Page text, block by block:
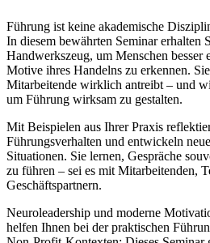
Führung ist keine akademische
In diesem bewährten Seminar erhalten
Handwerkszeug, um Menschen besser
Motive ihres Handelns zu erkennen.
Mitarbeitende wirklich antreibt – und
um Führung wirksam zu gestalten.
Mit Beispielen aus Ihrer Praxis
Führungsverhalten und entwickeln
Situationen. Sie lernen, Gespräche
zu führen – sei es mit Mitarbeitenden,
Geschäftspartnern.
Neuroleadership und moderne
helfen Ihnen bei der praktischen